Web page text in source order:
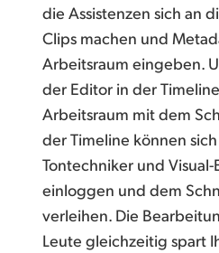
die Assistenzen sich an
Clips machen und
Arbeitsraum eingeben.
der Editor in der
Arbeitsraum mit dem
der Timeline können
Tontechniker und Visual-
einloggen und dem
verleihen. Die
Leute gleichzeitig spart